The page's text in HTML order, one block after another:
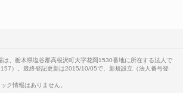
は、栃木県塩谷郡高根沢町大字花岡1530番地に所在する法人で
）。最終登記更新は2015/10/05で、新規設立（法人番号登
ク情報はありません。